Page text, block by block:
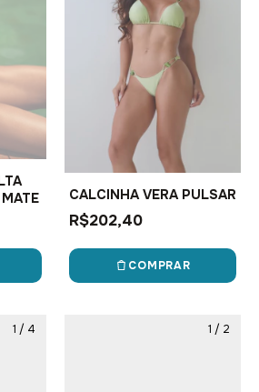
CALCINHA VERA PULSAR
R$202,40
COMPRAR
1 / 4 1 / 2